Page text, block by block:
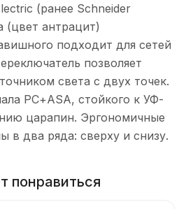
(ранее Schneider
(цвет антрацит)
подходит для сетей
позволяет
света с двух точек.
PС+ASA, стойкого к УФ-
царапин. Эргономичные
в два ряда: сверху и снизу.
понравиться